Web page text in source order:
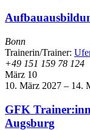
Bonn
Trainerin/Trainer:
+49 151 159 78 124
März 10
10. März 2027 – 14.
GFK
Augsburg